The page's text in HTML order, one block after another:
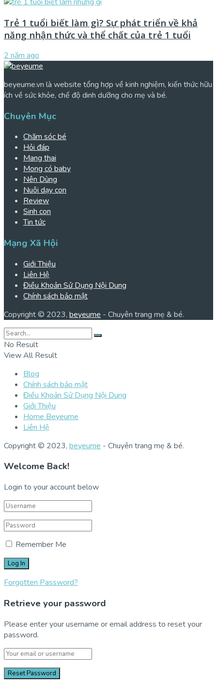
Trẻ 1 tuổi biết làm gì? Sự phát triển về khả
năng nhận thức và thể chất của trẻ 1 tuổi
2 năm ago
beyeume.vn là website tổng hợp về kinh nghiệm, kiến thức hữu
ích về sức khỏe, chế độ dinh dưỡng cho mẹ và bé.
Chuyên Mục
Chăm sóc bé
Hỏi đáp
Mang thai
Mong có baby
Nên Dùng
Nuôi dạy con
Review
Sinh con
Tin tức
Mạng Xã Hội
Giới Thiệu
Liên Hệ
Điều Khoản Sử Dụng Nội Dung
Chính sách bảo mật
Copyright © 2023, beyeume - Chuyên trang mẹ & bé.
No Result
View All Result
Blog
Chính sách bảo mật
Điều Khoản Sử Dụng Nội Dung
Giới Thiệu
Home Beyeume
Liên Hệ
Copyright © 2023, beyeume - Chuyên trang mẹ & bé.
Welcome Back!
Login to your account below
Remember Me
Forgotten Password?
Retrieve your password
Please enter your username or email address to reset your
password.